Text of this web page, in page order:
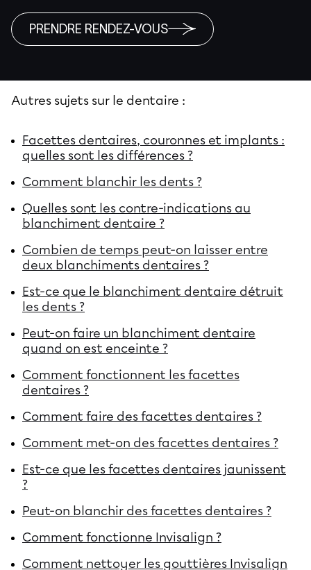
PRENDRE RENDEZ-VOUS
Autres sujets sur le dentaire :
Facettes dentaires, couronnes et implants :
quelles sont les différences ?
Comment blanchir les dents ?
Quelles sont les contre-indications au
blanchiment dentaire ?
Combien de temps peut-on laisser entre
deux blanchiments dentaires ?
Est-ce que le blanchiment dentaire détruit
les dents ?
Peut-on faire un blanchiment dentaire
quand on est enceinte ?
Comment fonctionnent les facettes
dentaires ?
Comment faire des facettes dentaires ?
Comment met-on des facettes dentaires ?
Est-ce que les facettes dentaires jaunissent
?
Peut-on blanchir des facettes dentaires ?
Comment fonctionne Invisalign ?
Comment nettoyer les gouttières Invisalign